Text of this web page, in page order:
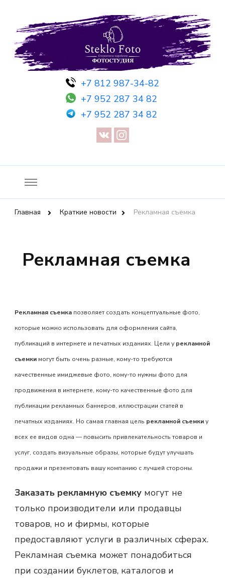
+7 812 987-34-82
+7 952 287 34 82
+7 952 287 34 82
Фотостудия SF
Фотосессия в студии СПб — Фотосессия в Санкт-Петербурге
— Предметная съемка — Невидимый манекен — Прозрачный
манекен — Сертификат на фотосессию
Главная Краткие новости Рекламная съемка
Рекламная съемка
Рекламная съемка позволяет создать концептуальные фото,
которые можно использовать для оформления сайта,
публикаций в интернете и печатных изданиях. Цели у рекламной
съемки могут быть очень разные, кому-то требуются
качественные имиджевые фото, кому-то нужны фото для
продвижения в интернете, кому-то качественные фото для
публикации рекламных баннеров, иллюстрации статей в
печатных изданиях. Но самая главная цель рекламной съемкиу
всех ее видов одна — повысить привлекательность товаров и
услуг, создать визуальные образы, которые будут улучшать
продажи и презентовать вашу компанию с лучшей стороны.
Заказать рекламную съемку могут не
только производители или продавцы
товаров, но и фирмы, которые
предоставляют услуги в различных сферах.
Рекламная съемка может понадобиться
при создании буклетов, каталогов и